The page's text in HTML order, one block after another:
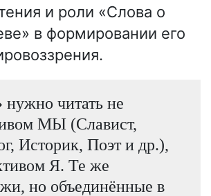
и роли «Слова о
в формировании его
нужно читать не
МЫ (Славист,
Историк, Поэт и др.),
Я. Те же
но объединённые в